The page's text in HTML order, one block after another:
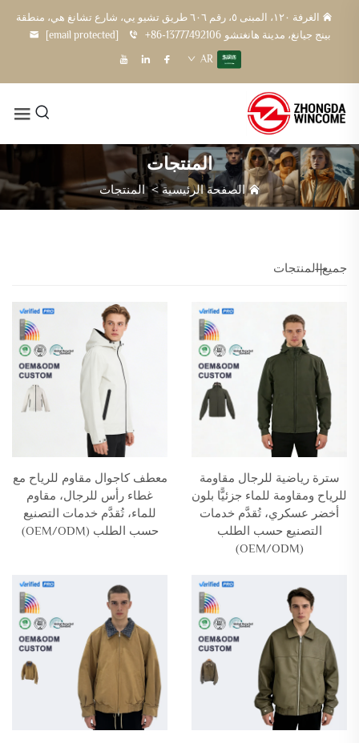
الغرفة ١٢٠، المبنى ٥، رقم ٦٠٦ طريق تشيو يي، شارع تشانغ هي، منطقة
بينج جيانغ، مدينة هانغتشو +86-13777492106
[email protected]
AR
المنتجات
الصفحة الرئيسية>المنتجات
جميع المنتجات
سترة رياضية للرجال مقاومة
للرياح ومقاومة للماء جزئيًّا بلون
أخضر عسكري، تُقدَّم خدمات
التصنيع حسب الطلب
(OEM/ODM)
معطف كاجوال مقاوم للرياح مع
غطاء رأس للرجال، مقاوم
للماء، تُقدَّم خدمات التصنيع
حسب الطلب (OEM/ODM)